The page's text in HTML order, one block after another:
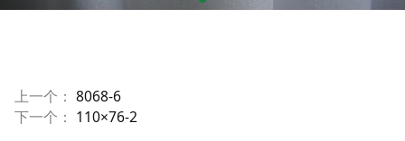
上一个： 8068-6
下一个： 110×76-2